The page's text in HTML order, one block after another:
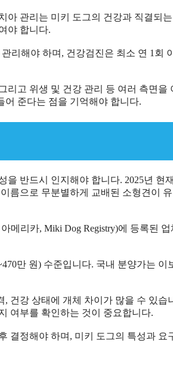
아 관리는 미키 도그의 건강과 직결되
야 합니다.
리해야 하며, 건강검진은 최소 연 1회
리고 위생 및 건강 관리 등 여러 측면을
어 준다는 점을 기억해야 합니다.
반드시 인지해야 합니다. 2025년 현재
름으로 무분별하게 교배된 소형견이 유
메리카, Miki Dog Registry)에 등록된 업
만 원) 수준입니다. 국내 분양가는 이
건강 상태에 개체 차이가 많을 수 있습
여부를 확인하는 것이 중요합니다.
결정해야 하며, 미키 도그의 특성과 요